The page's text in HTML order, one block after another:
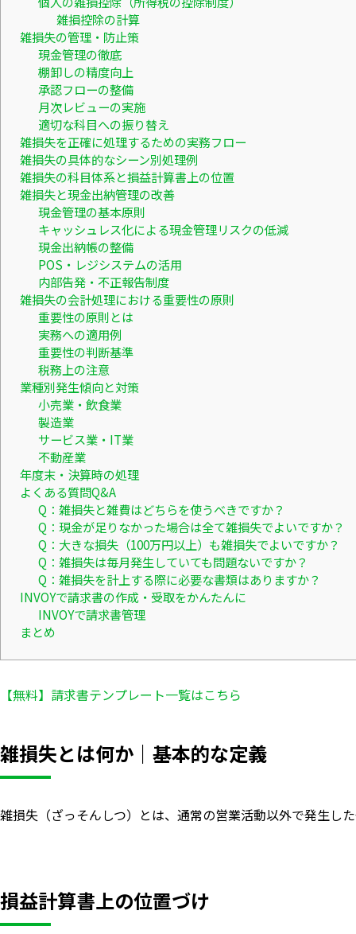
雑損控除の計算
雑損失の管理・防止策
現金管理の徹底
棚卸しの精度向上
承認フローの整備
月次レビューの実施
適切な科目への振り替え
雑損失を正確に処理するための実務フロー
雑損失の具体的なシーン別処理例
雑損失の科目体系と損益計算書上の位置
雑損失と現金出納管理の改善
現金管理の基本原則
キャッシュレス化による現金管理リスクの低減
現金出納帳の整備
POS・レジシステムの活用
内部告発・不正報告制度
雑損失の会計処理における重要性の原則
重要性の原則とは
実務への適用例
重要性の判断基準
税務上の注意
業種別発生傾向と対策
小売業・飲食業
製造業
サービス業・IT業
不動産業
年度末・決算時の処理
よくある質問Q&A
Q：雑損失と雑費はどちらを使うべきですか？
Q：現金が足りなかった場合は全て雑損失でよいですか？
Q：大きな損失（100万円以上）も雑損失でよいですか？
Q：雑損失は毎月発生していても問題ないですか？
Q：雑損失を計上する際に必要な書類はありますか？
INVOYで請求書の作成・受取をかんたんに
INVOYで請求書管理
まとめ
【無料】請求書テンプレート一覧はこちら
雑損失とは何か｜基本的な定義
雑損失（ざっそんしつ）とは、通常の営業活動以外で発生し
損益計算書上の位置づけ